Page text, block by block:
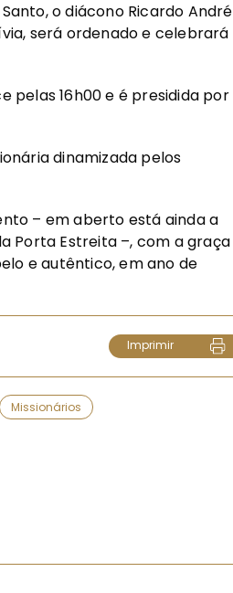
o diácono Ricardo André
será ordenado e celebrará
pelas 16h00 e é presidida por
dinamizada pelos
– em aberto está ainda a
Porta Estreita –, com a graça
e autêntico, em ano de
Imprimir
Missionários